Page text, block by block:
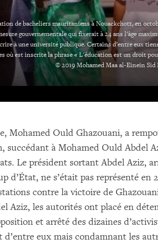
de bacheliers mauritaniens à Nouackchott, en
gouvernementale qui fixerait à 24 ans l’âge
à une université publique. Certains d’entre eux
où est inscrite la phrase « L'éducation est un droit
© 2019 Mohamed Maa al-Einein
Mohamed Ould Ghazouani, a
succédant à Mohamed Ould Abdel
Le président sortant Abdel Aziz,
d’État, ne s’était pas représenté en
contre la victoire de
Aziz, les autorités ont placé en
et arrêté des dizaines
eux mais condamnant les